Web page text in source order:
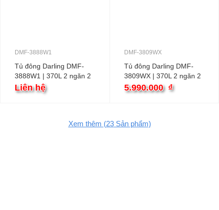
DMF-3888W1
Tủ đông Darling DMF-
3888W1 | 370L 2 ngăn 2
cánh
Liên hệ
DMF-3809WX
Tủ đông Darling DMF-
3809WX | 370L 2 ngăn 2
cánh
5.990.000 ₫
Xem thêm (23Sản phẩm)